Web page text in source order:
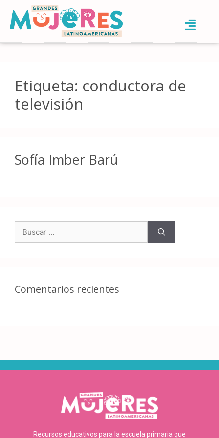
Etiqueta: conductora de
televisión
Sofía Imber Barú
Comentarios recientes
Recursos educativos para la escuela primaria que